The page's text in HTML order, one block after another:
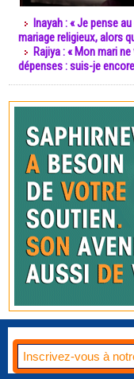
Inayah : « Je pense
mariage religieux, alors
Rajiya : « Mon mari
dépenses : suis-je